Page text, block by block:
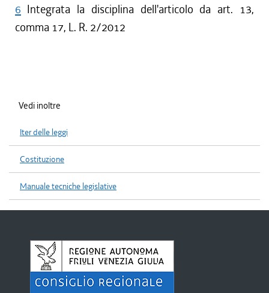
6 Integrata la disciplina dell'articolo da art. 13,
comma 17, L. R. 2/2012
Vedi inoltre
Iter delle leggi
Costituzione
Manuale tecniche legislative